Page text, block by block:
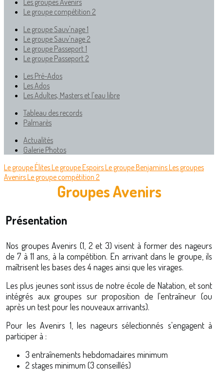
Les groupes Avenirs
Le groupe compétition 2
Le groupe Sauv'nage 1
Le groupe Sauv'nage 2
Le groupe Passeport 1
Le groupe Passeport 2
Les Pré-Ados
Les Ados
Les Adultes, Masters et l'eau libre
Tableau des records
Palmarès
Actualités
Galerie Photos
Le groupe ÉlitesLe groupe EspoirsLe groupe BenjaminsLes groupes
AvenirsLe groupe compétition 2
Groupes Avenirs
Présentation
Nos groupes Avenirs (1, 2 et 3) visent à former des nageurs
de 7 à 11 ans, à la compétition. En arrivant dans le groupe, ils
maîtrisent les bases des 4 nages ainsi que les virages.
Les plus jeunes sont issus de notre école de Natation, et sont
intégrés aux groupes sur proposition de l'entraîneur (ou
après un test pour les nouveaux arrivants).
Pour les Avenirs 1, les nageurs sélectionnés s'engagent à
participer à :
3 entraînements hebdomadaires minimum
2 stages minimum (3 conseillés)